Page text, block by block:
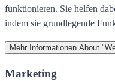
funktionieren. Sie helfen
indem sie grundlegende
Mehr Informationen About
Marketing